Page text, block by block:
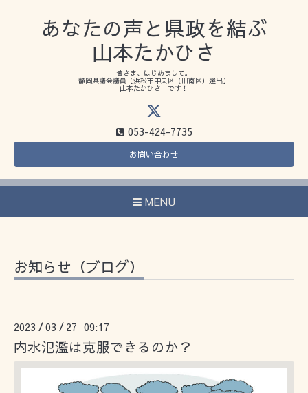
あなたの声と県政を結ぶ
山本たかひさ
皆さま、はじめまして。
静岡県議会議員【浜松市中央区（旧南区）選出】
山本たかひさ です！
053-424-7735
お問い合わせ
MENU
お知らせ（ブログ）
2023 /03 / 27 09:17
内水氾濫は克服できるのか？